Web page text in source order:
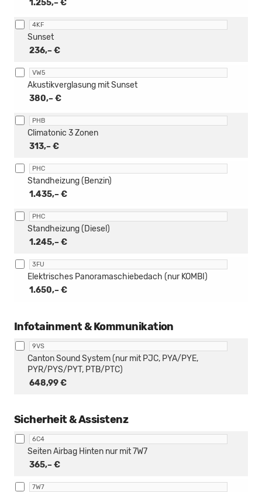
1.255,– €
4KF
236,– €
Sunset
VW5
380,– €
Akustikverglasung mit Sunset
PHB
313,– €
Climatonic 3 Zonen
PHC
1.435,– €
Standheizung (Benzin)
PHC
1.245,– €
Standheizung (Diesel)
3FU
1.650,– €
Elektrisches Panoramaschiebedach (nur KOMBI)
Infotainment & Kommunikation
9VS
648,99 €
Canton Sound System (nur mit PJC, PYA/PYE,
PYR/PYS/PYT, PTB/PTC)
Sicherheit & Assistenz
6C4
365,– €
Seiten Airbag Hinten nur mit 7W7
7W7